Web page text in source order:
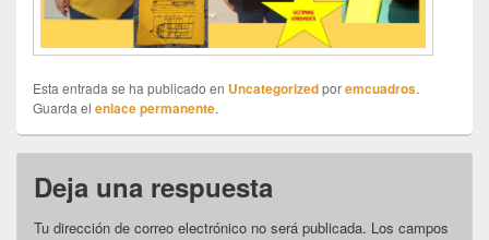
Esta entrada se ha publicado en Uncategorizedporemcuadros.
Guarda el enlace permanente.
Deja una respuesta
Tu dirección de correo electrónico no será publicada. Los campos